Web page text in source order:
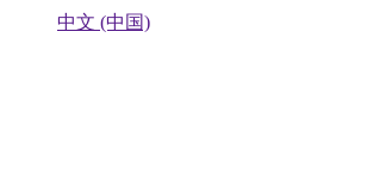
中文 (中国)